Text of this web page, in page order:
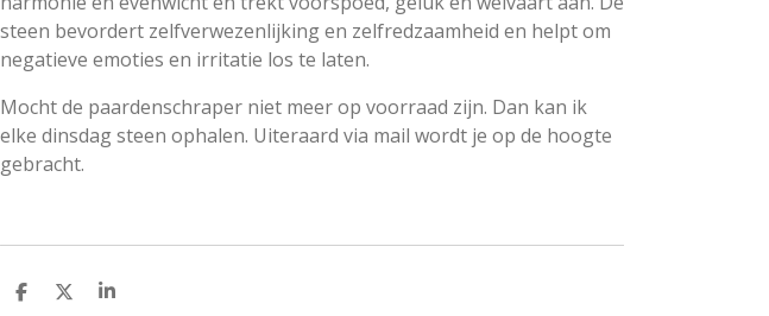
steen bevordert zelfverwezenlijking en zelfredzaamheid en helpt om
negatieve emoties en irritatie los te laten.
Mocht de paardenschraper niet meer op voorraad zijn. Dan kan ik
elke dinsdag steen ophalen. Uiteraard via mail wordt je op de hoogte
gebracht.
D
D
S